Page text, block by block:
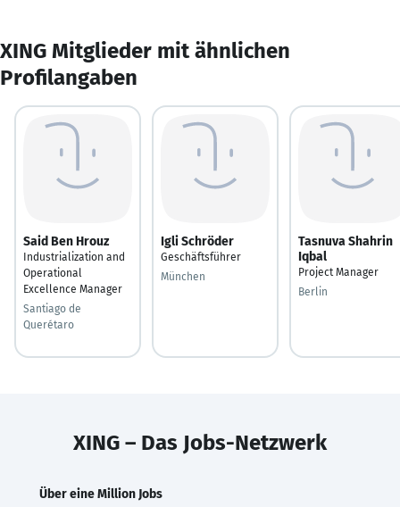
XING Mitglieder mit ähnlichen
Profilangaben
Said Ben Hrouz
Industrialization and
Operational
Excellence Manager
Santiago de
Querétaro
Igli Schröder
Geschäftsführer
München
Tasnuva Shahrin
Iqbal
Project Manager
Berlin
XING – Das Jobs-Netzwerk
Über eine Million Jobs